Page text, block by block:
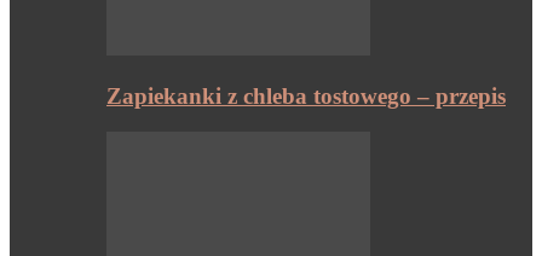
Zapiekanki z chleba tostowego – przepis